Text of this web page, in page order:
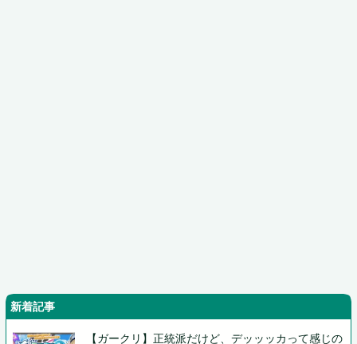
新着記事
【ガークリ】正統派だけど、デッッッカって感じの